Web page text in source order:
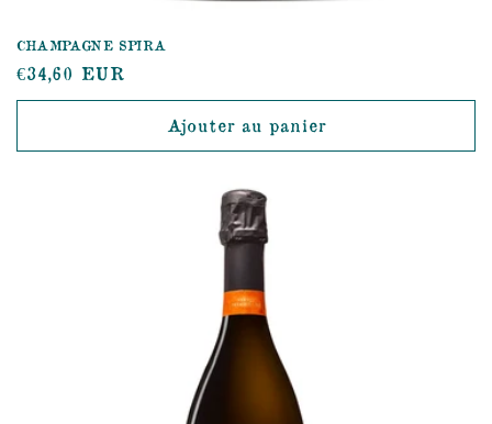
CHAMPAGNE SPIRA
Prix
habituel
€34,60 EUR
Ajouter au panier